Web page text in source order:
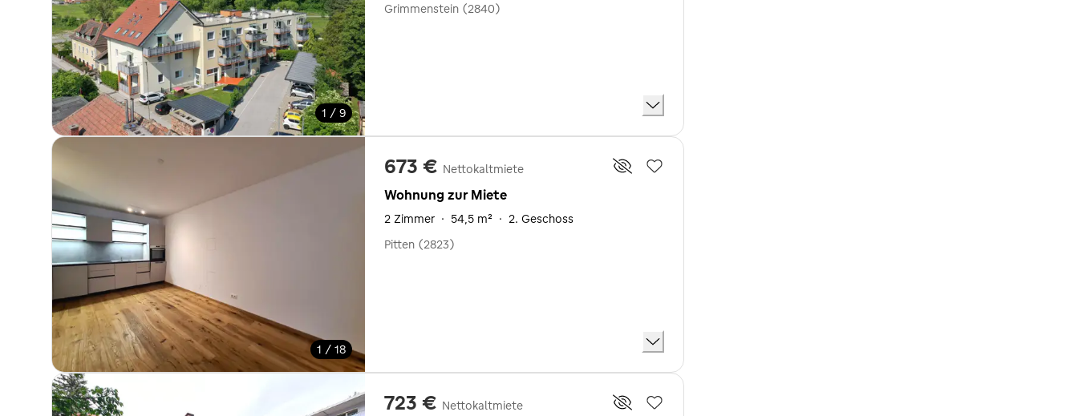
1 / 9
Grimmenstein (2840)
1 / 18
673 € Nettokaltmiete
Wohnung zur Miete
2 Zimmer · 54,5 m² · 2. Geschoss
Pitten (2823)
723 € Nettokaltmiete